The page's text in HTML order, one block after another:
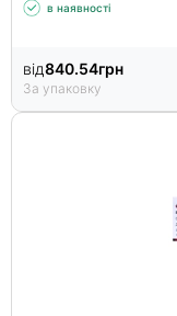
в наявності
від840.54грн
За упаковку